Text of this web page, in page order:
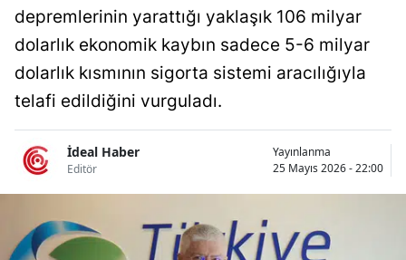
Balıkesir
Bilecik
Bingöl
Bolu
Burdur
Bursa
depremlerinin yarattığı yaklaşık 106 milyar
dolarlık ekonomik kaybın sadece 5-6 milyar
dolarlık kısmının sigorta sistemi aracılığıyla
telafi edildiğini vurguladı.
İdeal Haber
Editör
Yayınlanma
25 Mayıs 2026 - 22:00